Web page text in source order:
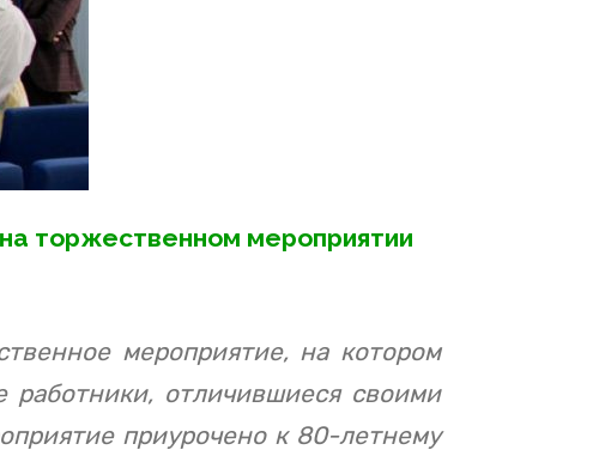
торжественном мероприятии
мероприятие, на котором
работники, отличившиеся своими
приурочено к 80-летнему